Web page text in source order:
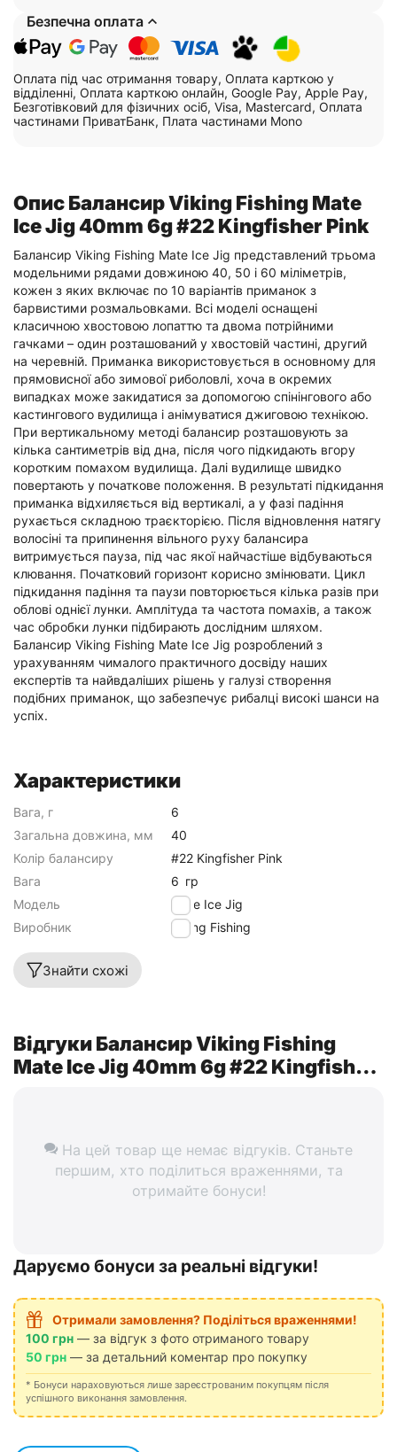
Безпечна оплата
Оплата під час отримання товару, Оплата карткою у
відділенні, Оплата карткою онлайн, Google Pay, Apple Pay,
Безготівковий для фізичних осіб, Visa, Mastercard, Оплата
частинами ПриватБанк, Плата частинами Mono
Опис Балансир Viking Fishing Mate
Ice Jig 40mm 6g #22 Kingfisher Pink
Балансир Viking Fishing Mate Ice Jig представлений трьома
модельними рядами довжиною 40, 50 і 60 міліметрів,
кожен з яких включає по 10 варіантів приманок з
барвистими розмальовками. Всі моделі оснащені
класичною хвостовою лопаттю та двома потрійними
гачками – один розташований у хвостовій частині, другий
на черевній. Приманка використовується в основному для
прямовисної або зимової риболовлі, хоча в окремих
випадках може закидатися за допомогою спінінгового або
кастингового вудилища і анімуватися джиговою технікою.
При вертикальному методі балансир розташовують за
кілька сантиметрів від дна, після чого підкидають вгору
коротким помахом вудилища. Далі вудилище швидко
повертають у початкове положення. В результаті підкидання
приманка відхиляється від вертикалі, а у фазі падіння
рухається складною траєкторією. Після відновлення натягу
волосіні та припинення вільного руху балансира
витримується пауза, під час якої найчастіше відбуваються
клювання. Початковий горизонт корисно змінювати. Цикл
підкидання падіння та паузи повторюється кілька разів при
облові однієї лунки. Амплітуда та частота помахів, а також
час обробки лунки підбирають дослідним шляхом.
Балансир Viking Fishing Mate Ice Jig розроблений з
урахуванням чималого практичного досвіду наших
експертів та найвдаліших рішень у галузі створення
подібних приманок, що забезпечує рибалці високі шанси на
успіх.
Характеристики
Вага, г
6
Загальна довжина, мм
40
Колір балансиру
#22 Kingfisher Pink
Вага
6 гр
Модель
Mate Ice Jig
Виробник
Viking Fishing
Знайти схожі
Відгуки Балансир Viking Fishing
Mate Ice Jig 40mm 6g #22 Kingfisher
На цей товар ще немає відгуків. Станьте
першим, хто поділиться враженнями, та
отримайте бонуси!
Даруємо бонуси за реальні відгуки!
Отримали замовлення? Поділіться враженнями!
100 грн — за відгук з фото отриманого товару
50 грн — за детальний коментар про покупку
* Бонуси нараховуються лише зареєстрованим покупцям після
успішного виконання замовлення.